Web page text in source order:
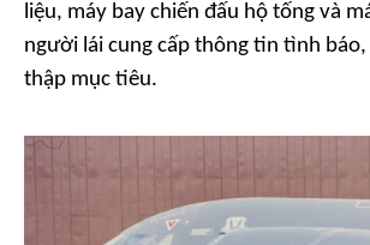
liệu, máy bay chiến đấu hộ tống và
người lái cung cấp thông tin tình báo,
thập mục tiêu.